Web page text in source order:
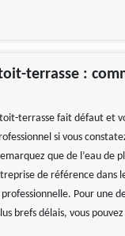
terrasse :
terrasse fait défaut et
si vous
que de l’eau de
de référence dans
Pour une
brefs délais, vous